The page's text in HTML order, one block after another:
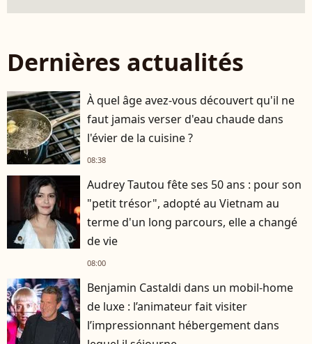
Dernières actualités
À quel âge avez-vous découvert qu'il ne
faut jamais verser d'eau chaude dans
l'évier de la cuisine ?
08:38
Audrey Tautou fête ses 50 ans : pour son
"petit trésor", adopté au Vietnam au
terme d'un long parcours, elle a changé
de vie
08:00
Benjamin Castaldi dans un mobil-home
de luxe : l’animateur fait visiter
l’impressionnant hébergement dans